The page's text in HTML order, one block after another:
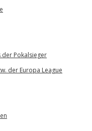
Pokalsieger
der Europa League